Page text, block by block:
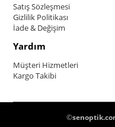
Satış Sözleşmesi
Gizlilik Politikası
İade & Değişim
Yardım
Müşteri Hizmetleri
Kargo Takibi
©